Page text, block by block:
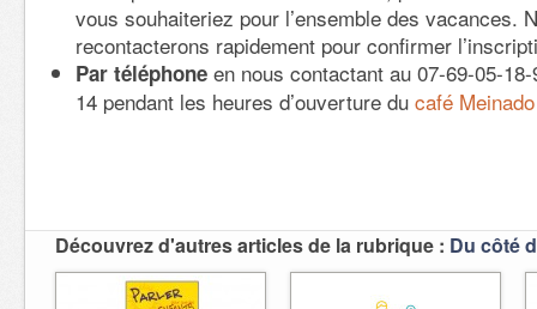
vous souhaiteriez pour l’ensemble des vacances.
recontacterons rapidement pour confirmer
Par téléphone en nous contactant au 07-69-05-
14 pendant les heures d’ouverture du café Meinado
Découvrez d'autres articles de la rubrique : Du côté